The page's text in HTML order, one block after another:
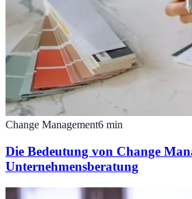
Change Management6 min
Die Bedeutung von Change
Unternehmensberatung